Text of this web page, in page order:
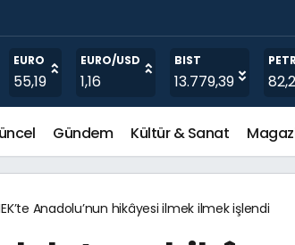
EURO
55,19
EURO/USD
1,16
BIST
13.779,39
Gündem Kültür & Sanat
Anadolu’nun hikâyesi ilmek ilmek işlendi